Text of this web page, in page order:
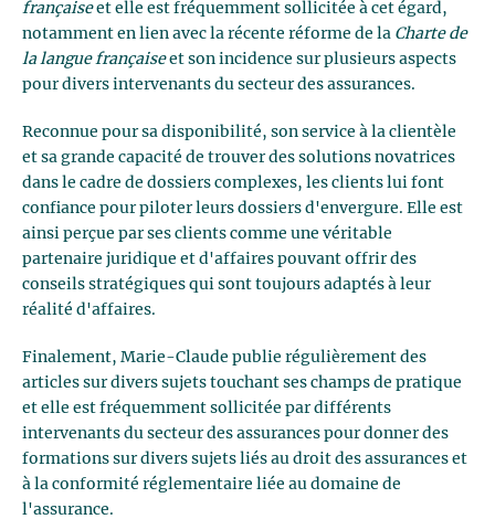
françaiseet elle est fréquemment sollicitée à cet égard,
notamment en lien avec la récente réforme de la Charte de
la langue françaiseet son incidence sur plusieurs aspects
pour divers intervenants du secteur des assurances.
Reconnue pour sa disponibilité, son service à la clientèle
et sa grande capacité de trouver des solutions novatrices
dans le cadre de dossiers complexes, les clients lui font
confiance pour piloter leurs dossiers d'envergure. Elle est
ainsi perçue par ses clients comme une véritable
partenaire juridique et d'affaires pouvant offrir des
conseils stratégiques qui sont toujours adaptés à leur
réalité d'affaires.
Finalement, Marie-Claude publie régulièrement des
articles sur divers sujets touchant ses champs de pratique
et elle est fréquemment sollicitée par différents
intervenants du secteur des assurances pour donner des
formations sur divers sujets liés au droit des assurances et
à la conformité réglementaire liée au domaine de
l'assurance.